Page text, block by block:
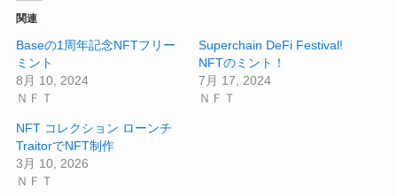
関連
Baseの1周年記念NFTフリー
ミント
8月 10, 2024
ＮＦＴ
Superchain DeFi Festival!
NFTのミント！
7月 17, 2024
ＮＦＴ
NFT コレクション ローンチ
TraitorでNFT制作
3月 10, 2026
ＮＦＴ